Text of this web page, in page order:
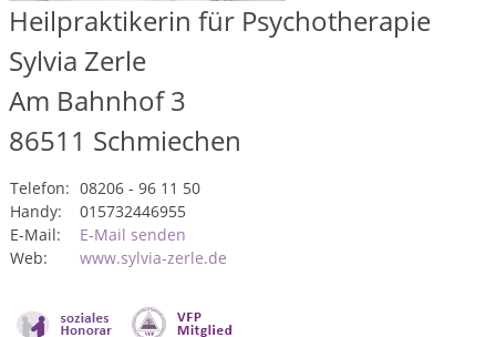
Heilpraktikerin für Psychotherapie
Sylvia Zerle
Am Bahnhof 3
86511 Schmiechen
Telefon: 08206 - 96 11 50
Handy:
015732446955
E-Mail:
E-Mail senden
Web:
www.sylvia-zerle.de